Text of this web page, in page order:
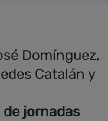
Domínguez,
Catalán y
jornadas